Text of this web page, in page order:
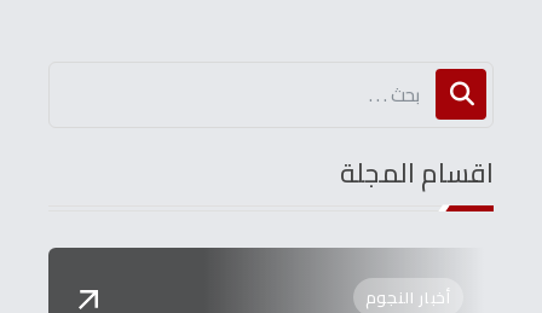
اقسام المجلة
أخبار النجوم